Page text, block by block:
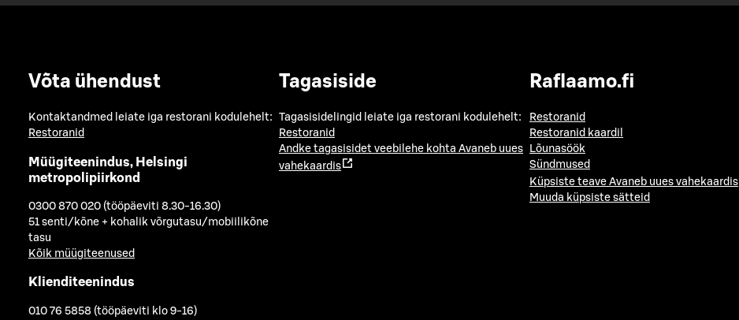
Võta ühendust
Kontaktandmed leiate iga restorani kodulehelt:
Restoranid
Müügiteenindus, Helsingi
metropolipiirkond
0300 870 020 (tööpäeviti 8.30-16.30)
51 senti/kõne + kohalik võrgutasu/mobiilikõne
tasu
Kõik müügiteenused
Klienditeenindus
010 76 5858 (tööpäeviti klo 9-16)
Tagasiside
Tagasisidelingid leiate iga restorani kodulehelt:
Restoranid
Andke tagasisidet veebilehe kohta Avaneb uues
vahekaardis
Raflaamo.fi
Restoranid
Restoranid kaardil
Lõunasöök
Sündmused
Küpsiste teave Avaneb uues vahekaardis
Muuda küpsiste sätteid